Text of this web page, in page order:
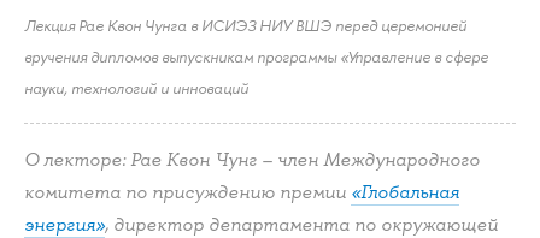
Лекция Рае Квон Чунга в ИСИЭЗ НИУ ВШЭ перед церемонией
вручения дипломов выпускникам программы «Управление в сфере
науки, технологий и инноваций
О лекторе: Рае Квон Чунг – член Международного
комитета по присуждению премии «Глобальная
энергия», директор департамента по окружающей